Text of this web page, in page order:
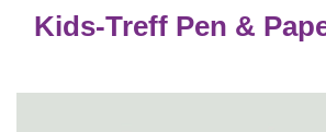
Kids-Treff Pen &